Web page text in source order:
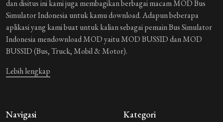
dan disitus ini kami juga membagikan berbagai macam MOD Bus
Simulator Indonesia untuk kamu download. Adapun beberapa
aplikasi yang kami buat untuk kalian sebagai pemain Bus Simulator
Indonesia mendownload MOD yaitu MOD BUSSID dan MOD
BUSSID (Bus, Truck, Mobil & Motor).
Lebih lengkap
Navigasi Kategori